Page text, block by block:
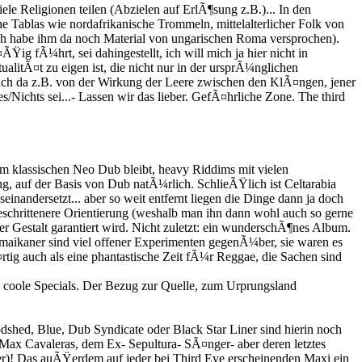
Religionen teilen (Abzielen auf ErlÃ¶sung z.B.)... In den
Tablas wie nordafrikanische Trommeln, mittelalterlicher Folk von
habe ihm da noch Material von ungarischen Roma versprochen).
fÃ¼hrt, sei dahingestellt, ich will mich ja hier nicht in
zu eigen ist, die nicht nur in der ursprÃ¼nglichen
da z.B. von der Wirkung der Leere zwischen den KlÃ¤ngen, jener
Nichts sei...- Lassen wir das lieber. GefÃ¤hrliche Zone. The third
klassischen Neo Dub bleibt, heavy Riddims mit vielen
auf der Basis von Dub natÃ¼rlich. SchlieÃŸlich ist Celtarabia
aber so weit entfernt liegen die Dinge dann ja doch
Orientierung (weshalb man ihn dann wohl auch so gerne
Gestalt garantiert wird. Nicht zuletzt: ein wunderschÃ¶nes Album.
sind viel offener Experimenten gegenÃ¼ber, sie waren es
auch als eine phantastische Zeit fÃ¼r Reggae, die Sachen sind
Specials. Der Bezug zur Quelle, zum Urprungsland
Blue, Dub Syndicate oder Black Star Liner sind hierin noch
Cavaleras, dem Ex- Sepultura- SÃ¤nger- aber deren letztes
Das auÃŸerdem auf jeder bei Third Eye erscheinenden Maxi ein